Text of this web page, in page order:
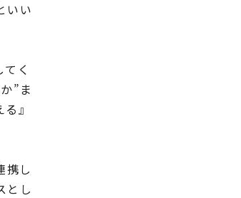
いい
く
”ま
』
携し
とし